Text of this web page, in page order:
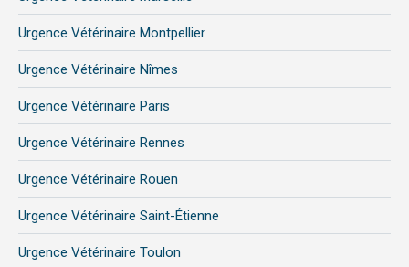
Urgence Vétérinaire Montpellier
Urgence Vétérinaire Nîmes
Urgence Vétérinaire Paris
Urgence Vétérinaire Rennes
Urgence Vétérinaire Rouen
Urgence Vétérinaire Saint-Étienne
Urgence Vétérinaire Toulon